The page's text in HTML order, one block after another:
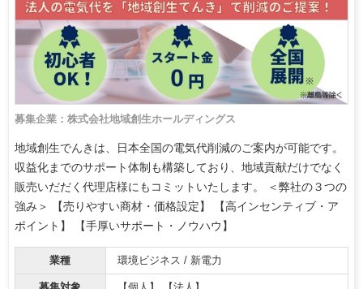
募集企業：株式会社地域創生ホールディングス
地域創生でんきは、日本全国の電気代削減のご案内が可能です。
収益化までのサポート体制も構築しており、地域貢献だけでなく
販売いだだく代理店様にもコミットいたします。 ＜弊社の３つの
強み＞ 【売りやすい商材・価格設定】 【高インセンティブ・ア
ポイント】 【手厚いサポート・ノウハウ】
業種 環境ビジネス / 新電力